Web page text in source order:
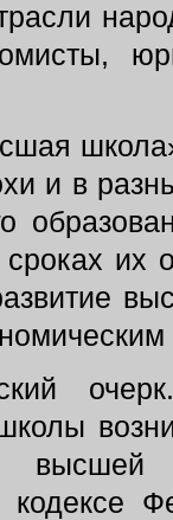
и в
сроках их
кодексе